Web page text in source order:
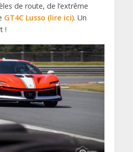
de route, de l’extrême
GT4C Lusso (lire ici). Un
!